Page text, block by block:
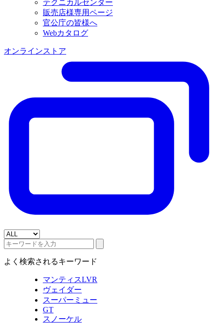
テクニカルセンター
販売店様専用ページ
官公庁の皆様へ
Webカタログ
オンラインストア
よく検索されるキーワード
マンティスLVR
ヴェイダー
スーパーミュー
GT
スノーケル